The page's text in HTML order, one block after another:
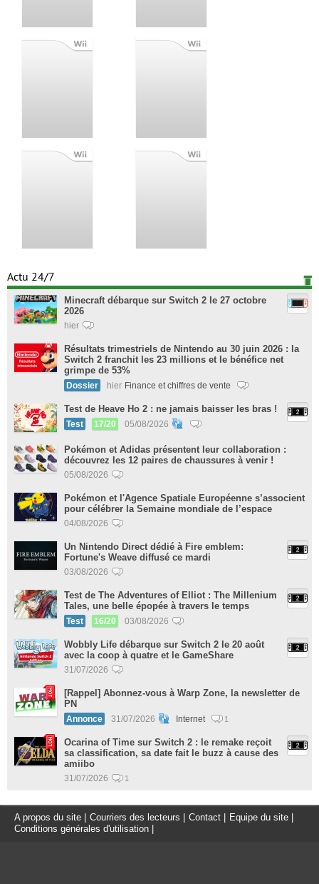
Actu 24/7
Minecraft débarque sur Switch 2 le 27 octobre
2026
hier
Résultats trimestriels de Nintendo au 30 juin 2026 : la
Switch 2 franchit les 23 millions et le bénéfice net
grimpe de 53%
Dossier hier Finance et chiffres de vente
Test de Heave Ho 2 : ne jamais baisser les bras !
Test 17/20 05/08/2026
Pokémon et Adidas présentent leur collaboration :
découvrez les 12 paires de chaussures à venir !
05/08/2026
Pokémon et l'Agence Spatiale Européenne s’associent
pour célébrer la Semaine mondiale de l’espace
04/08/2026
Un Nintendo Direct dédié à Fire emblem:
Fortune's Weave diffusé ce mardi
03/08/2026
Test de The Adventures of Elliot : The Millenium
Tales, une belle épopée à travers le temps
Test 16/20 03/08/2026
Wobbly Life débarque sur Switch 2 le 20 août
avec la coop à quatre et le GameShare
31/07/2026
[Rappel] Abonnez-vous à Warp Zone, la newsletter de
PN
Annonce 31/07/2026 Internet 1
Ocarina of Time sur Switch 2 : le remake reçoit
sa classification, sa date fait le buzz à cause des
amiibo
31/07/2026 1
A propos du site Courriers des lecteurs Contact Equipe du site
Conditions générales d'utilisation